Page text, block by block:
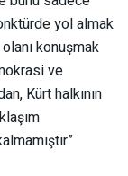
yol almak
konuşmak
ve
Kürt halkının